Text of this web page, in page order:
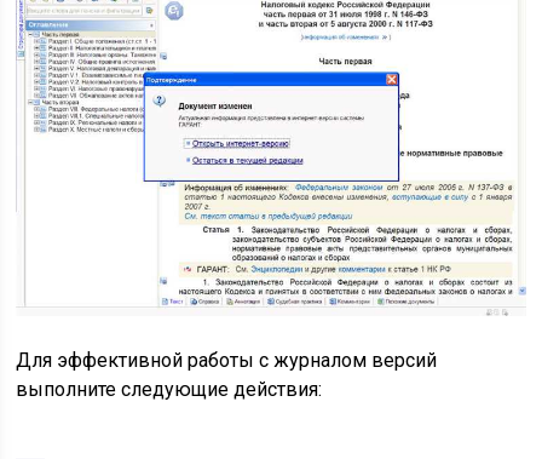
Для эффективной работы с журналом версий
выполните следующие действия: